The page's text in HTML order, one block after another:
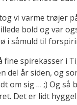
vi varme trøjer
bold og var
i såmuld til
fine spirekasser i
del år siden, og
om sig … ;) Og så
Det er lidt